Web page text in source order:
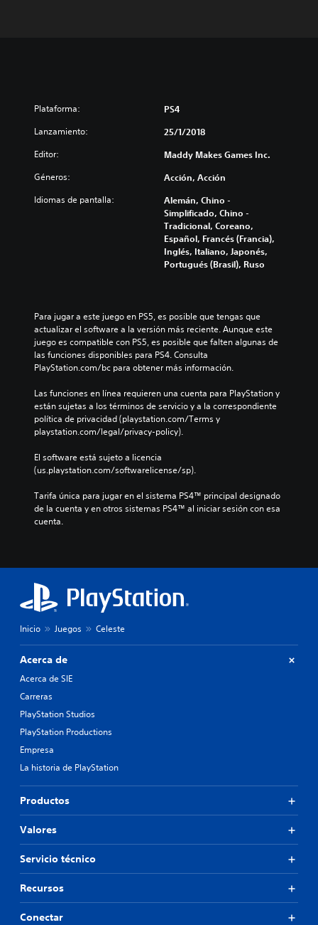
Plataforma: PS4
Lanzamiento: 25/1/2018
Editor: Maddy Makes Games Inc.
Géneros: Acción, Acción
Idiomas de pantalla:
Alemán, Chino -
Simplificado, Chino -
Tradicional, Coreano,
Español, Francés (Francia),
Inglés, Italiano, Japonés,
Portugués (Brasil), Ruso
Para jugar a este juego en PS5, es posible que tengas que
actualizar el software a la versión más reciente. Aunque este
juego es compatible con PS5, es posible que falten algunas de
las funciones disponibles para PS4. Consulta
PlayStation.com/bc para obtener más información.
Las funciones en línea requieren una cuenta para PlayStation y
están sujetas a los términos de servicio y a la correspondiente
política de privacidad (playstation.com/Terms y
playstation.com/legal/privacy-policy).
El software está sujeto a licencia
(us.playstation.com/softwarelicense/sp).
Tarifa única para jugar en el sistema PS4™ principal designado
de la cuenta y en otros sistemas PS4™ al iniciar sesión con esa
cuenta.
Inicio Juegos Celeste
Acerca de
Acerca de SIE
Carreras
PlayStation Studios
PlayStation Productions
Empresa
La historia de PlayStation
Productos
Valores
Servicio técnico
Recursos
Conectar